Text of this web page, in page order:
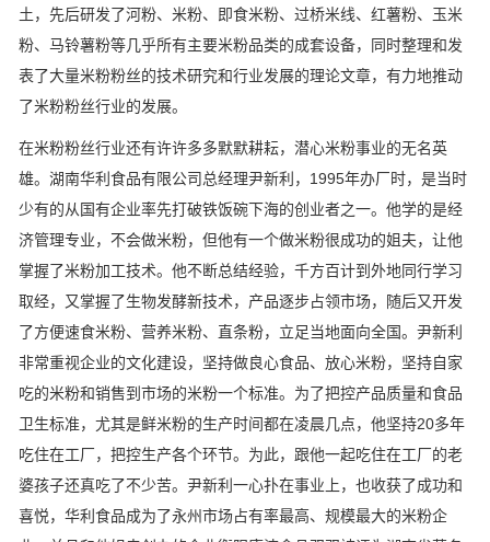
土，先后研发了河粉、米粉、即食米粉、过桥米线、红薯粉、玉米
粉、马铃薯粉等几乎所有主要米粉品类的成套设备，同时整理和发
表了大量米粉粉丝的技术研究和行业发展的理论文章，有力地推动
了米粉粉丝行业的发展。
在米粉粉丝行业还有许许多多默默耕耘，潜心米粉事业的无名英
雄。湖南华利食品有限公司总经理尹新利，1995年办厂时，是当时
少有的从国有企业率先打破铁饭碗下海的创业者之一。他学的是经
济管理专业，不会做米粉，但他有一个做米粉很成功的姐夫，让他
掌握了米粉加工技术。他不断总结经验，千方百计到外地同行学习
取经，又掌握了生物发酵新技术，产品逐步占领市场，随后又开发
了方便速食米粉、营养米粉、直条粉，立足当地面向全国。尹新利
非常重视企业的文化建设，坚持做良心食品、放心米粉，坚持自家
吃的米粉和销售到市场的米粉一个标准。为了把控产品质量和食品
卫生标准，尤其是鲜米粉的生产时间都在凌晨几点，他坚持20多年
吃住在工厂，把控生产各个环节。为此，跟他一起吃住在工厂的老
婆孩子还真吃了不少苦。尹新利一心扑在事业上，也收获了成功和
喜悦，华利食品成为了永州市场占有率最高、规模最大的米粉企